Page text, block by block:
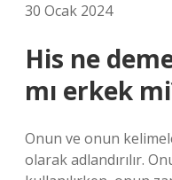
30 Ocak 2024
His ne
mı erkek
Onun ve onun
olarak adlandırılır.